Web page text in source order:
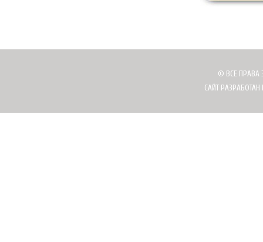
© ВСЕ ПРАВА
САЙТ